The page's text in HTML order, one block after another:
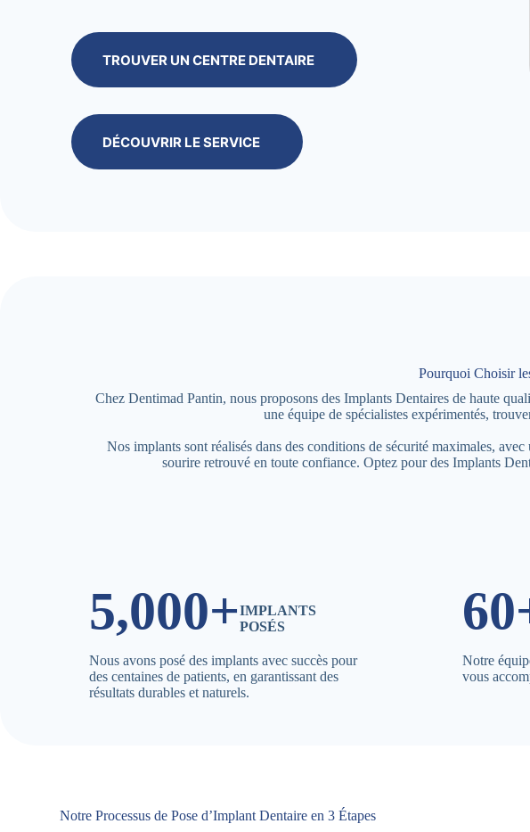
TROUVER UN CENTRE DENTAIRE
DÉCOUVRIR LE SERVICE
Pourquoi Choisir
Chez Dentimad Pantin, nous proposons des Implants Dentaires de haute
une équipe de spécialistes expérimentés,
Nos implants sont réalisés dans des conditions de sécurité maximales,
sourire retrouvé en toute confiance. Optez pour des Implants
5,000+IMPLANTS
POSÉS
Nous avons posé des implants avec succès pour
des centaines de patients, en garantissant des
résultats durables et naturels.
Notre
vous
Notre Processus de Pose d’Implant Dentaire en 3 Étapes